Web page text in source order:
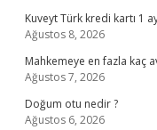
Kuveyt Türk kredi kartı 1
Ağustos 8, 2026
Mahkemeye en fazla kaç
Ağustos 7, 2026
Doğum otu nedir ?
Ağustos 6, 2026